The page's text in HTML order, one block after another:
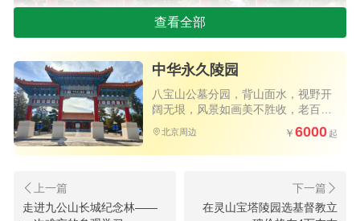
说实话，一开始我还犯嘀咕，张家口？会不会
太远啊？但人家说可以免费上门接送，我想着那就
先去看看呗，不行再找。
今天一早，天顺祥的车准时在小区门口等着
了。司机师傅挺热情的，一路跟我们聊天，一个多
小时就到了。还真没觉得有多远。
查看全部
中华永久陵园
八宝山公墓分园，背山面水，视野开
阔无垠，风景如画美不胜收，老百姓
买得起的优质公墓，公交直达园区大
门，祭扫方便
北京周边 6000
走进九公山长城纪念林——
在灵山宝塔陵园选基督教立